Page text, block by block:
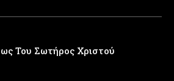
Του Σωτήρος Χριστού